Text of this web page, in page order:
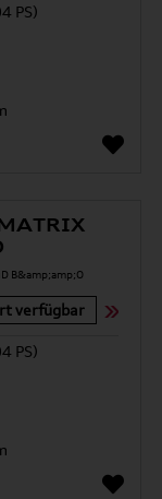
PS)
verfügbar
PS)